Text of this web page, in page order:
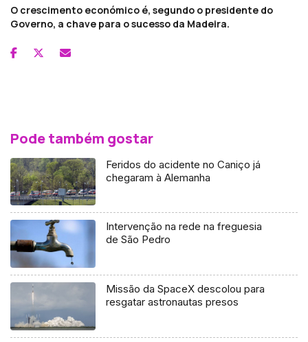
O crescimento económico é, segundo o presidente do
Governo, a chave para o sucesso da Madeira.
Pode também gostar
Feridos do acidente no Caniço já
chegaram à Alemanha
Intervenção na rede na freguesia
de São Pedro
Missão da SpaceX descolou para
resgatar astronautas presos